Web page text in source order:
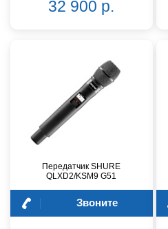
32 900 р.
Передатчик SHURE
QLXD2/KSM9 G51
Звоните